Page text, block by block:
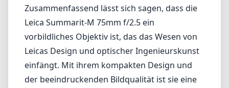
festhalten möchten. Auch wenn die Blende
von f/2.5 einige Möglichkeiten bei schlechten
Lichtverhältnissen einschränken kann,
machen die Gesamtleistung, die
Verarbeitungsqualität und der Charakter der
mit diesem Objektiv erzeugten Bilder es zu